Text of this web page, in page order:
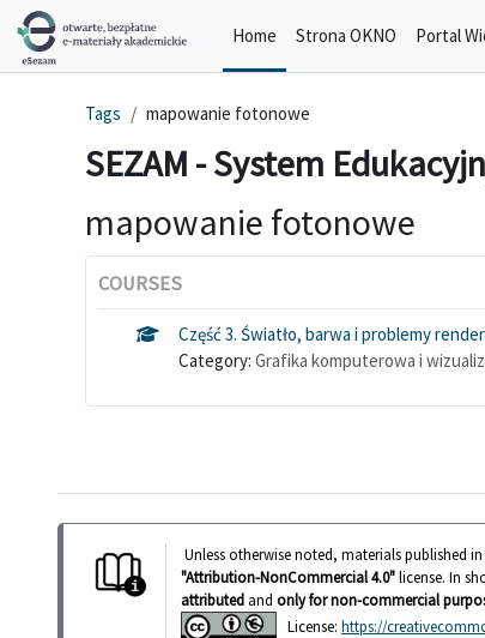
Skip to main content
Home
Strona OKNO Portal
Tags mapowanie fotonowe
SEZAM - System
mapowanie fotonowe
COURSES
Część 3. Światło, barwa i problemy
Category: Grafika komputerowa i
Unless otherwise noted, materials published
"Attribution-NonCommercial 4.0"license. In
attributed and only for non-commercial
License: https://